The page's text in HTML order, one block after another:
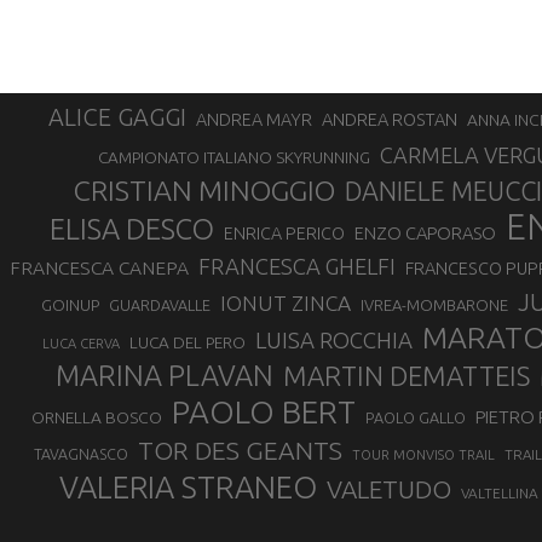
ALICE GAGGI ANDREA MAYR ANDREA ROSTAN ANNA
CAMPIONATO ITALIANO SKYRUNNING CARMELA
CRISTIAN MINOGGIO DANIELE MEUCCI
ELISA DESCO ENRICA PERICO ENZO CAPORASO
FRANCESCA CANEPA FRANCESCA GHELFI FRANCESCO
GOINUP GUARDAVALLE IONUT ZINCA IVREA-MOMBARONE
LUCA CERVA LUCA DEL PERO LUISA ROCCHIA
MARINA PLAVAN MARTIN DEMATTEIS
ORNELLA BOSCO PAOLO BERT PAOLO GALLO PIETRO
TAVAGNASCO TOR DES GEANTS TOUR MONVISO TRAIL
VALERIA STRANEO VALETUDO VALTELLINA